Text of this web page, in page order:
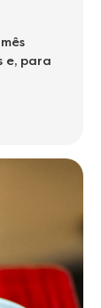
e, para